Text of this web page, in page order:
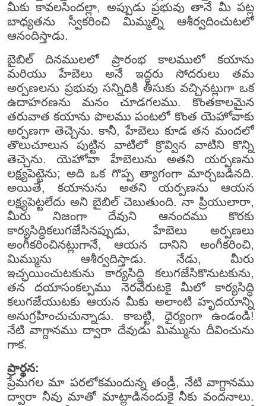
మీకు కావలసిందల్లా, అప్పుడు ప్రభువు తానే మీ పట్ల
బాధ్యతను స్వీకరించి మిమ్మల్ని ఆశీర్వదించుటలో
ఆనందిస్తాడు.
బైబిల్ దినములలో ప్రారంభ కాలములో కయాను
మరియు హేబెలు అనే ఇద్దరు సోదరులు తమ
అర్పణలను ప్రభువు సన్నిధికి తీసుకు వచ్చినట్లుగా ఒక
ఉదాహరణను మనం చూడగలము. కొంతకాలమైన
తరువాత కయాను పొలము పంటలో కొంత యెహోవాకు
అర్పణగా తెచ్చెను. కానీ, హేబెలు కూడ తన మందలో
తొలుచూలున పుట్టిన వాటిలో క్రొవ్విన వాటిని కొన్ని
తెచ్చెను. యెహోవా హేబెలును అతని యర్పణను
లక్ష్యపెట్టెను; అది ఒక గొప్ప త్యాగంగా మార్చబడినది.
అయితే, కయానును అతని యర్పణను ఆయన
లక్ష్యపెట్టలేదు అని బైబిల్ చెబుతుంది. నా ప్రియులారా,
మీరు నిజంగా దేవుని ఆనందము కొరకు
కార్యసిద్ధికలుగజేసినప్పుడు, హేబెలు అర్పణలు
అంగీకరించినట్లుగానే, ఆయన దానిని అంగీకరించి,
మిమ్మును ఆశీర్వదిస్తాడు. నేడు, మీరు
ఇచ్ఛయించుటకును కార్యసిద్ధి కలుగజేసికొనుటకును,
తన దయాసంకల్పము నెరవేరుటకై మీలో కార్యసిద్ధి
కలుగజేయుటకు ఆయన మీకు అలాంటి హృదయాన్ని
అనుగ్రహించుచున్నాడు. కాబట్టి, ధైర్యంగా ఉండండి!
నేటి వాగ్దానము ద్వారా దేవుడు మిమ్మును దీవించును
గాక.
ప్రార్థన:
ప్రేమగల మా పరలోకమందున్న తండ్రీ, నేటి వాగ్దానము
ద్వారా నీవు మాతో మాట్లాడినందుకై నీకు వందనాలు.